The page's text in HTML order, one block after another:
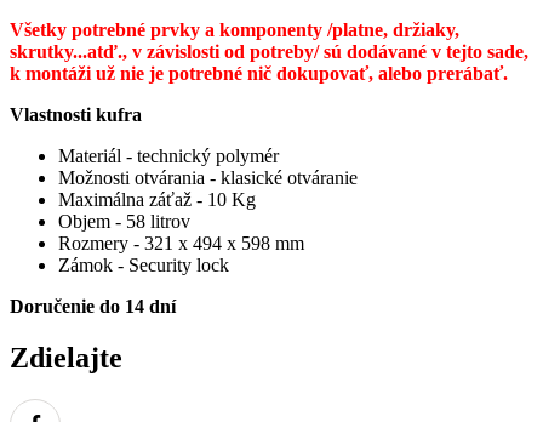
Všetky potrebné prvky a komponenty /platne, držiaky,
skrutky...atď., v závislosti od potreby/ sú dodávané v tejto sade,
k montáži už nie je potrebné nič dokupovať, alebo prerábať.
Vlastnosti kufra
Materiál - technický polymér
Možnosti otvárania - klasické otváranie
Maximálna záťaž - 10 Kg
Objem - 58 litrov
Rozmery - 321 x 494 x 598 mm
Zámok - Security lock
Doručenie do 14 dní
Zdielajte